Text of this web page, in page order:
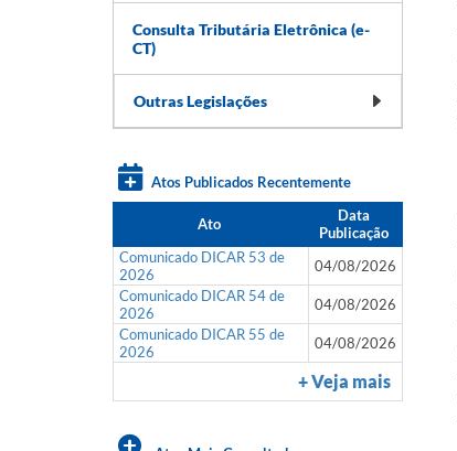
Consulta Tributária Eletrônica (e-
CT)
Outras Legislações
Atos Publicados Recentemente
Ato
Data
Publicação
Comunicado DICAR 53 de
2026
04/08/2026
Comunicado DICAR 54 de
2026
04/08/2026
Comunicado DICAR 55 de
2026
04/08/2026
+ Veja mais